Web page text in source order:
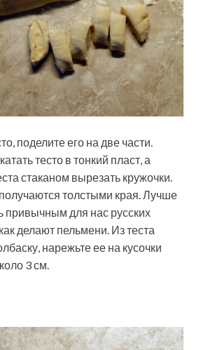
поделите его на две части.
тесто в тонкий пласт, а
стаканом вырезать кружочки.
толстыми края. Лучше
привычным для нас русских
делают пельмени. Из теста
нарежьте ее на кусочки
3 см.